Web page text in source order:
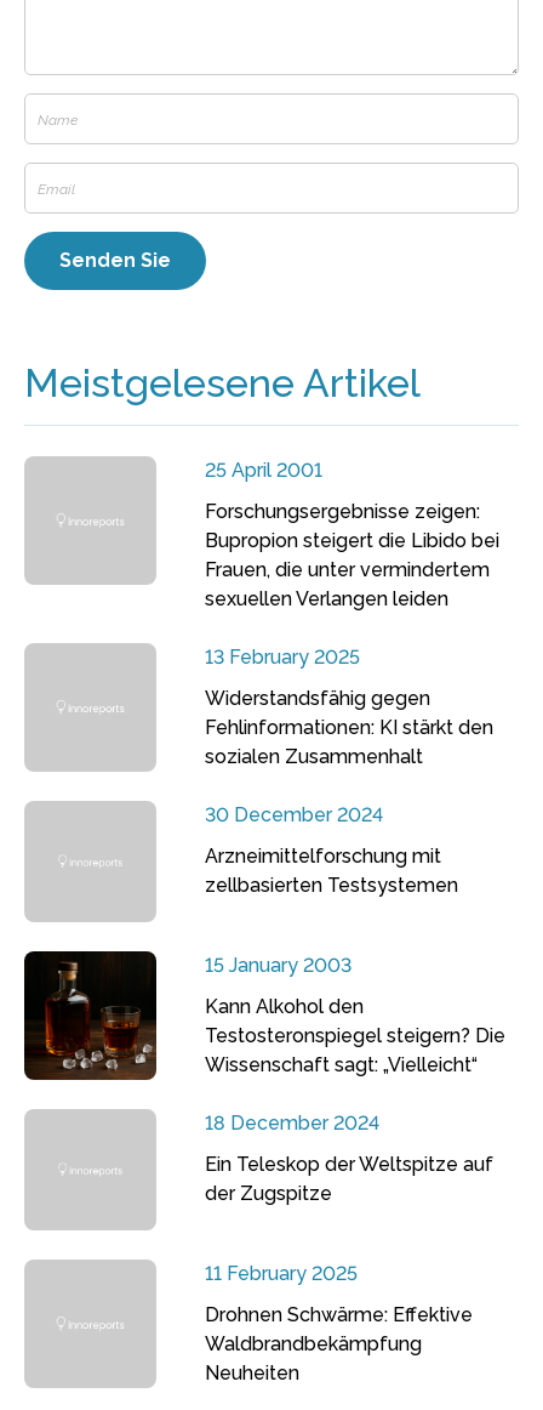
Meistgelesene Artikel
25 April 2001
Forschungsergebnisse zeigen:
Bupropion steigert die Libido bei
Frauen, die unter vermindertem
sexuellen Verlangen leiden
13 February 2025
Widerstandsfähig gegen
Fehlinformationen: KI stärkt den
sozialen Zusammenhalt
30 December 2024
Arzneimittelforschung mit
zellbasierten Testsystemen
15 January 2003
Kann Alkohol den
Testosteronspiegel steigern? Die
Wissenschaft sagt: „Vielleicht“
18 December 2024
Ein Teleskop der Weltspitze auf
der Zugspitze
11 February 2025
Drohnen Schwärme: Effektive
Waldbrandbekämpfung
Neuheiten